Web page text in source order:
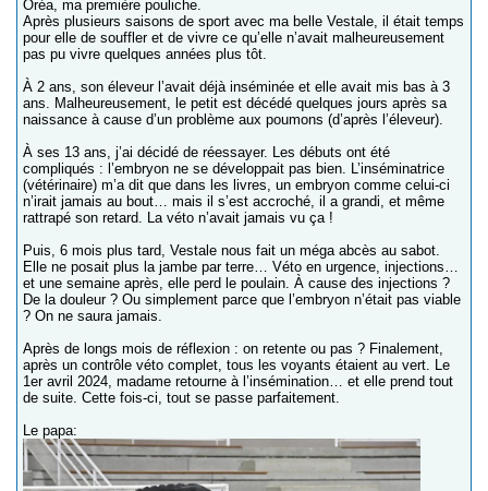
Oréa, ma première pouliche.
Après plusieurs saisons de sport avec ma belle Vestale, il était temps
pour elle de souffler et de vivre ce qu’elle n’avait malheureusement
pas pu vivre quelques années plus tôt.
À 2 ans, son éleveur l’avait déjà inséminée et elle avait mis bas à 3
ans. Malheureusement, le petit est décédé quelques jours après sa
naissance à cause d’un problème aux poumons (d’après l’éleveur).
À ses 13 ans, j’ai décidé de réessayer. Les débuts ont été
compliqués : l’embryon ne se développait pas bien. L’inséminatrice
(vétérinaire) m’a dit que dans les livres, un embryon comme celui-ci
n’irait jamais au bout… mais il s’est accroché, il a grandi, et même
rattrapé son retard. La véto n’avait jamais vu ça !
Puis, 6 mois plus tard, Vestale nous fait un méga abcès au sabot.
Elle ne posait plus la jambe par terre… Véto en urgence, injections…
et une semaine après, elle perd le poulain. À cause des injections ?
De la douleur ? Ou simplement parce que l’embryon n’était pas viable
? On ne saura jamais.
Après de longs mois de réflexion : on retente ou pas ? Finalement,
après un contrôle véto complet, tous les voyants étaient au vert. Le
1er avril 2024, madame retourne à l’insémination… et elle prend tout
de suite. Cette fois-ci, tout se passe parfaitement.
Le papa: